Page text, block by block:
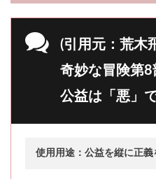
(引用元：荒木
奇妙な冒険第
公益は「悪」
使用用途：公益を縦に正義